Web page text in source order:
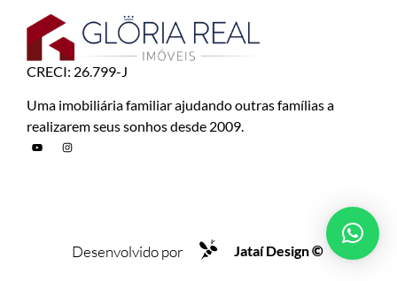
CRECI: 26.799-J
Uma imobiliária familiar ajudando outras famílias a
realizarem seus sonhos desde 2009.
Desenvolvido por Jataí Design©